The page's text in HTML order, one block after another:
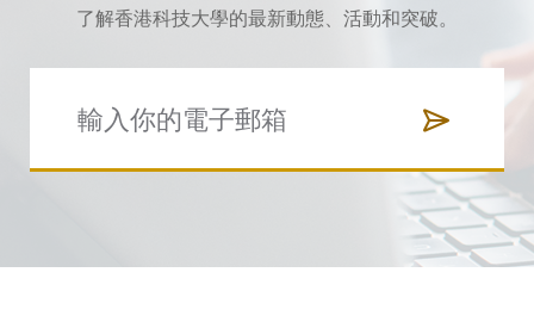
了解香港科技大學的最新動態、活動和突破。